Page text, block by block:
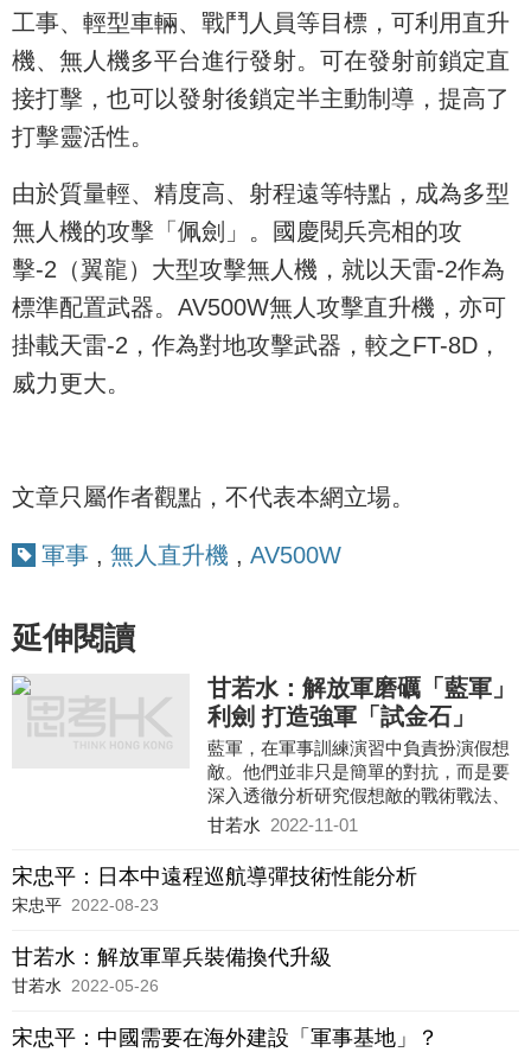
工事、輕型車輛、戰鬥人員等目標，可利用直升
機、無人機多平台進行發射。可在發射前鎖定直
接打擊，也可以發射後鎖定半主動制導，提高了
打擊靈活性。
由於質量輕、精度高、射程遠等特點，成為多型
無人機的攻擊「佩劍」。國慶閱兵亮相的攻
擊-2（翼龍）大型攻擊無人機，就以天雷-2作為
標準配置武器。AV500W無人攻擊直升機，亦可
掛載天雷-2，作為對地攻擊武器，較之FT-8D，
威力更大。
文章只屬作者觀點，不代表本網立場。
軍事 , 無人直升機 , AV500W
延伸閱讀
甘若水：解放軍磨礪「藍軍」
利劍 打造強軍「試金石」
藍軍，在軍事訓練演習中負責扮演假想
敵。他們並非只是簡單的對抗，而是要
深入透徹分析研究假想敵的戰術戰法、
武器裝備，對未來戰場上可能的對抗角
因此，藍軍被譽為軍隊戰鬥力的「試金
石」「磨刀石」。
甘若水 2022-11-01
宋忠平：日本中遠程巡航導彈技術性能分析
宋忠平 2022-08-23
甘若水：解放軍單兵裝備換代升級
甘若水 2022-05-26
宋忠平：中國需要在海外建設「軍事基地」？